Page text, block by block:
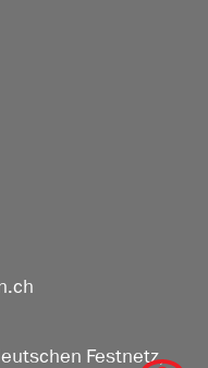
Festnetz,